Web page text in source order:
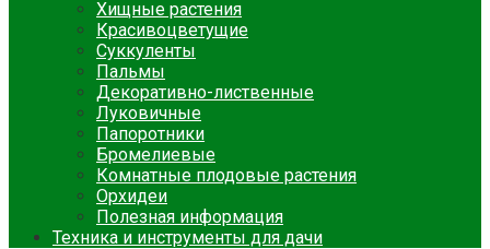
Хищные растения
Красивоцветущие
Суккуленты
Пальмы
Декоративно-лиственные
Луковичные
Папоротники
Бромелиевые
Комнатные плодовые растения
Орхидеи
Полезная информация
Техника и инструменты для дачи